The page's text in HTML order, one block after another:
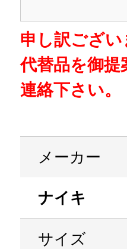
申し訳ござ
代替品を御
連絡下さい
メーカー
ナイキ
サイズ